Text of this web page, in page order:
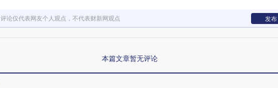
评论仅代表网友个人观点，不代表财新网观点 发布
本篇文章暂无评论